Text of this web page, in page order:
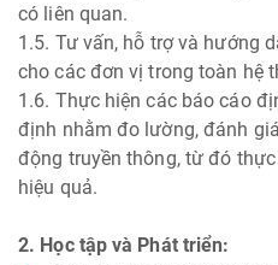
có liên quan.
1.5. Tư vấn, hỗ trợ và hướng
cho các đơn vị trong toàn hệ
1.6. Thực hiện các báo cáo
định nhằm đo lường, đánh
động truyền thông, từ đó
hiệu quả.
2. Học tập và Phát triển: